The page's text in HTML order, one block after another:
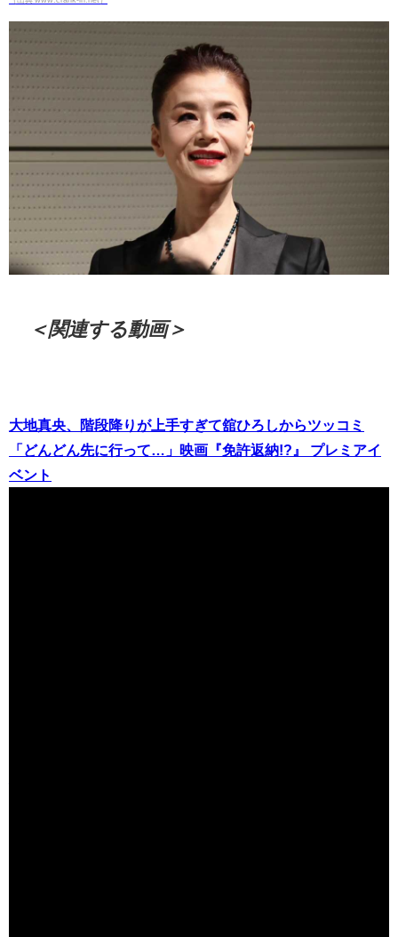
＜関連する動画＞
大地真央、階段降りが上手すぎて舘ひろしからツッコミ
「どんどん先に行って…」映画『免許返納!?』 プレミアイ
ベント